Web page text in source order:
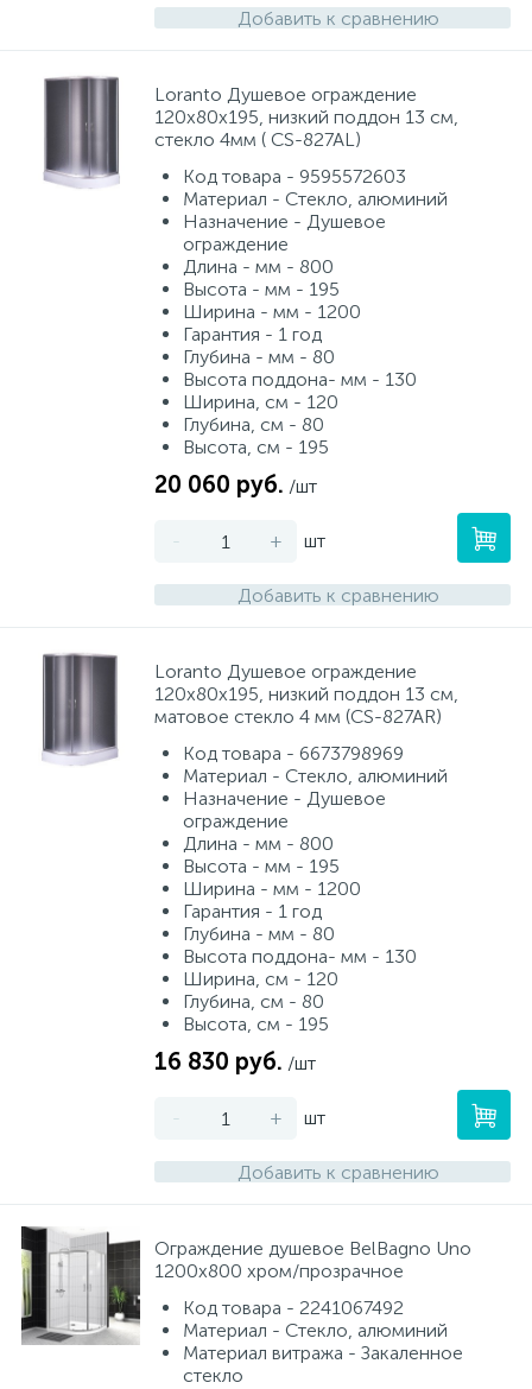
Добавить к сравнению
Loranto Душевое ограждение
120х80х195, низкий поддон 13 см,
стекло 4мм ( CS-827AL)
Код товара - 9595572603
Материал - Стекло, алюминий
Назначение - Душевое
ограждение
Длина - мм - 800
Высота - мм - 195
Ширина - мм - 1200
Гарантия - 1 год
Глубина - мм - 80
Высота поддона- мм - 130
Ширина, см - 120
Глубина, см - 80
Высота, см - 195
20 060 руб. /шт
- + шт
Добавить к сравнению
Loranto Душевое ограждение
120х80х195, низкий поддон 13 см,
матовое стекло 4 мм (CS-827AR)
Код товара - 6673798969
Материал - Стекло, алюминий
Назначение - Душевое
ограждение
Длина - мм - 800
Высота - мм - 195
Ширина - мм - 1200
Гарантия - 1 год
Глубина - мм - 80
Высота поддона- мм - 130
Ширина, см - 120
Глубина, см - 80
Высота, см - 195
16 830 руб. /шт
- + шт
Добавить к сравнению
Ограждение душевое BelBagno Uno
1200x800 хром/прозрачное
Код товара - 2241067492
Материал - Стекло, алюминий
Материал витража - Закаленное
стекло